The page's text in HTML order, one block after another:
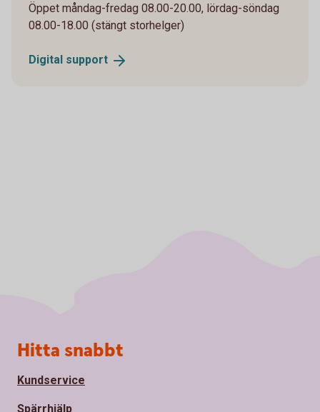
Öppet måndag-fredag 08.00-20.00, lördag-söndag
08.00-18.00 (stängt storhelger)
Digital support
Sidfot
Hitta snabbt
Kundservice
Spärrhjälp